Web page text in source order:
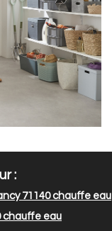
:
71140chauffe eau
chauffe eau